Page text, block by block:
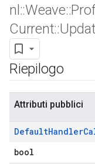
nl ::Weave::
Current::
Riepilogo
Attributi pubblici
DefaultHandler
bool